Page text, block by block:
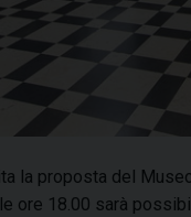
la proposta del
ore 18.00 sarà